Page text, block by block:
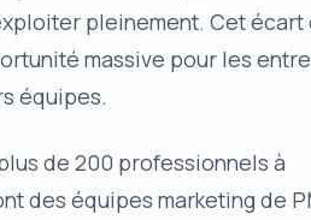
pleinement. Cet écart
massive pour les
équipes.
de 200 professionnels à
des équipes marketing de